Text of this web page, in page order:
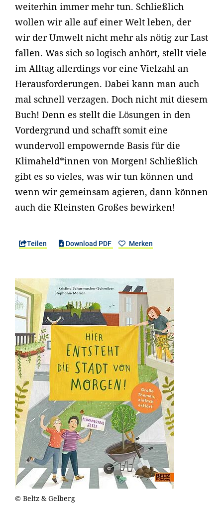
weiterhin immer mehr tun. Schließlich
wollen wir alle auf einer Welt leben, der
wir der Umwelt nicht mehr als nötig zur Last
fallen. Was sich so logisch anhört, stellt viele
im Alltag allerdings vor eine Vielzahl an
Herausforderungen. Dabei kann man auch
mal schnell verzagen. Doch nicht mit diesem
Buch! Denn es stellt die Lösungen in den
Vordergrund und schafft somit eine
wundervoll empowernde Basis für die
Klimaheld*innen von Morgen! Schließlich
gibt es so vieles, was wir tun können und
wenn wir gemeinsam agieren, dann können
auch die Kleinsten Großes bewirken!
Teilen Download PDF Merken
© Beltz & Gelberg